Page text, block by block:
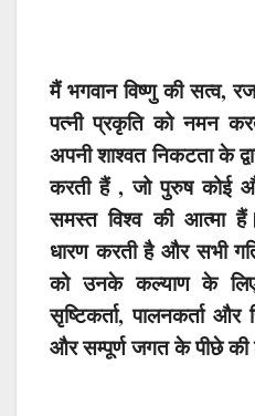
मैं भगवान विष्णु की सत्व,
पत्नी प्रकृति को नमन
अपनी शाश्वत निकटता के
करती हैं , जो पुरुष कोई
समस्त विश्व की आत्मा
धारण करती है और सभी
को उनके कल्याण के
सृष्टिकर्ता, पालनकर्ता और
और सम्पूर्ण जगत के पीछे की